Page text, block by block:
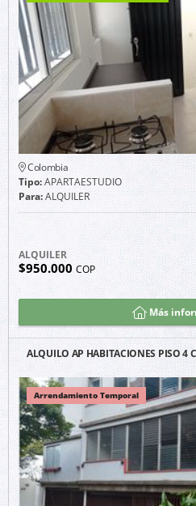
Colombia
Tipo:APARTAESTUDIO
Para:ALQUILER
ALQUILER
$950.000 COP
Más
ALQUILO AP HABITACIONES PISO 4
Arrendamiento Temporal